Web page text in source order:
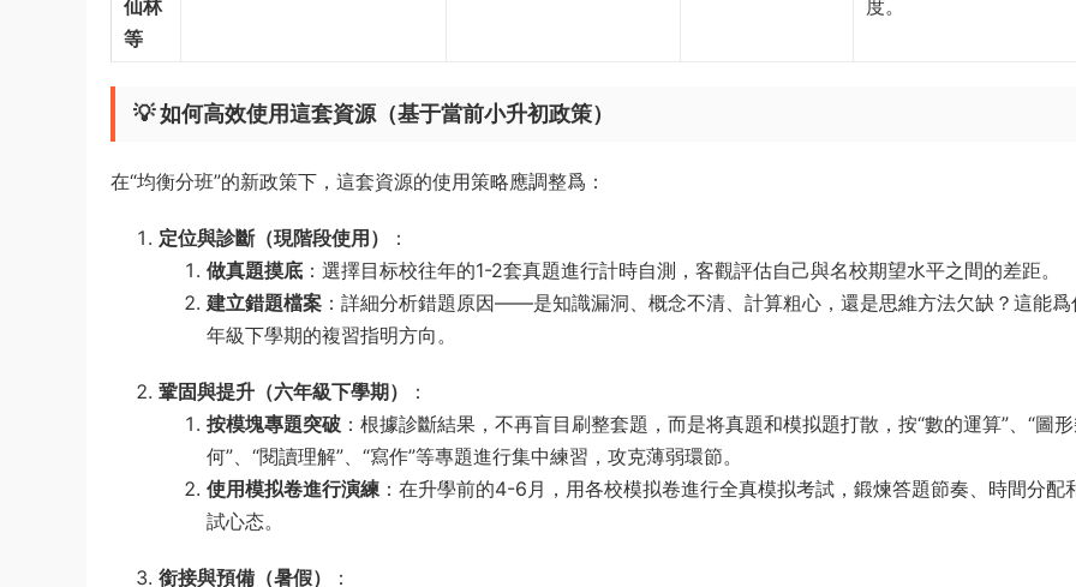
仙林
等
度。
💡 如何高效使用這套資源（基于當前小升初政策）
在“均衡分班”的新政策下，這套資源的使用策略應調整爲：
定位與診斷（現階段使用）
：
做真題摸底 ：選擇目标校往年的1-2套真題進行計時自測，客觀評估自己與名校期望水平之間的差距。
建立錯題檔案 ：詳細分析錯題原因——是知識漏洞、概念不清、計算粗心，還是思維方法欠缺？這能爲
年級下學期的複習指明方向。
鞏固與提升（六年級下學期）
：
按模塊專題突破 ：根據診斷結果，不再盲目刷整套題，而是将真題和模拟題打散，按“數的運算”、“圖
何”、“閱讀理解”、“寫作”等專題進行集中練習，攻克薄弱環節。
使用模拟卷進行演練 ：在升學前的4-6月，用各校模拟卷進行全真模拟考試，鍛煉答題節奏、時間分配
試心态。
銜接與預備（暑假） ：